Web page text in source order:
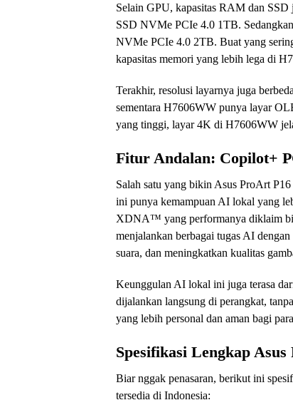
Selain GPU, kapasitas RAM dan
SSD NVMe PCIe 4.0 1TB.
NVMe PCIe 4.0 2TB. Buat yang
kapasitas memori yang lebih lega di
Terakhir, resolusi layarnya juga
sementara H7606WW punya layar
yang tinggi, layar 4K di H7606WW
Fitur Andalan: Copilot+
Salah satu yang bikin Asus ProArt
ini punya kemampuan AI lokal yang
XDNA™ yang performanya diklaim
menjalankan berbagai tugas AI
suara, dan meningkatkan kualitas
Keunggulan AI lokal ini juga terasa
dijalankan langsung di perangkat,
yang lebih personal dan aman bagi
Spesifikasi Lengkap
Biar nggak penasaran, berikut ini
tersedia di Indonesia: